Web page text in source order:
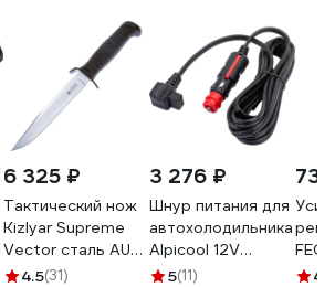
6 325 ₽
Тактический нож
Kizlyar Supreme
Vector сталь AUS-
8 Stonewash
4.5(31)
3 276 ₽
Шнур питания для
автохолодильника
Alpicool 12V
990030
5(11)
см4.3